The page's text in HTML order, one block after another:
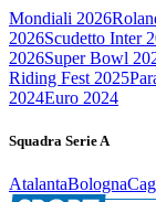
Mondiali 2026
2026Scudetto Inter
2026Super Bowl
Riding Fest 2025
2024Euro 2024
Squadra Serie A
AtalantaBologna